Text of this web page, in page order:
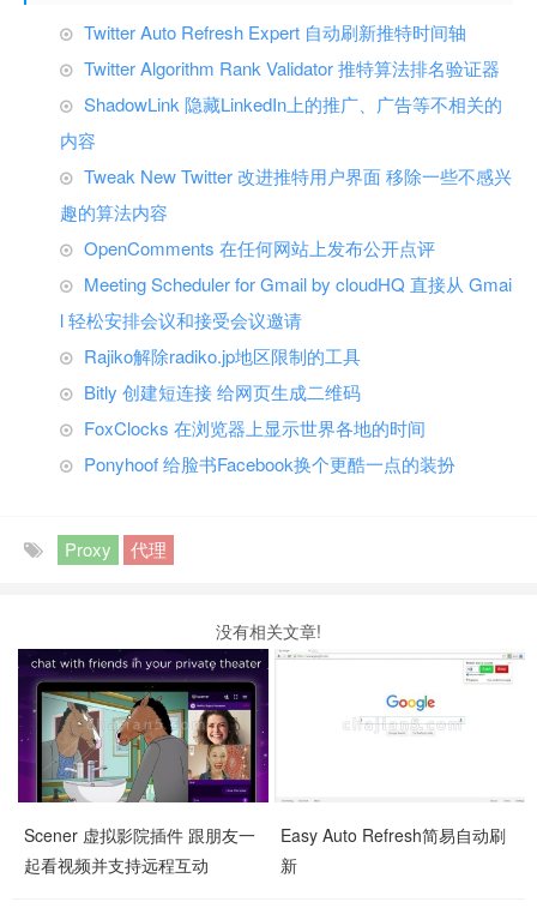
Twitter Auto Refresh Expert 自动刷新推特时间轴
Twitter Algorithm Rank Validator 推特算法排名验证器
ShadowLink 隐藏LinkedIn上的推广、广告等不相关的
内容
Tweak New Twitter 改进推特用户界面 移除一些不感兴
趣的算法内容
OpenComments 在任何网站上发布公开点评
Meeting Scheduler for Gmail by cloudHQ 直接从 Gmai
l 轻松安排会议和接受会议邀请
Rajiko解除radiko.jp地区限制的工具
Bitly 创建短连接 给网页生成二维码
FoxClocks 在浏览器上显示世界各地的时间
Ponyhoof 给脸书Facebook换个更酷一点的装扮
Proxy 代理
没有相关文章!
Scener 虚拟影院插件 跟朋友一
起看视频并支持远程互动
Easy Auto Refresh简易自动刷
新